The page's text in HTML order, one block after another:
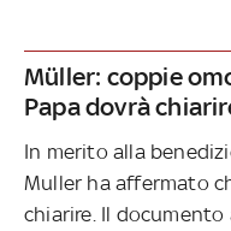
Müller: coppie
Papa dovrà
In merito alla
Muller ha affermato
chiarire. Il